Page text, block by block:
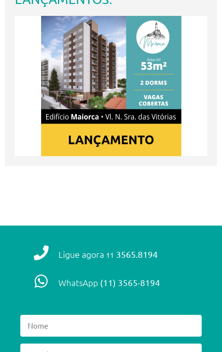
Ligue agora 11 3565.8194
WhatsApp (11) 3565-8194